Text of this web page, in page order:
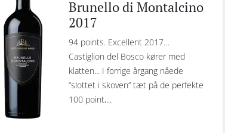
Brunello di Montalcino
2017
94 points. Excellent 2017…
Castiglion del Bosco kører med
klatten... I forrige årgang nåede
“slottet i skoven” tæt på de perfekte
100 point,...